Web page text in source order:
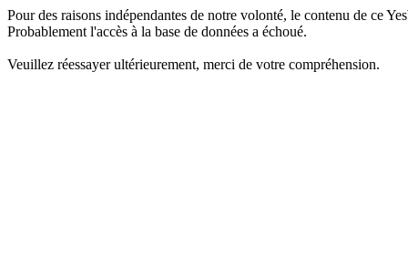
Pour des raisons indépendantes de notre volonté, le contenu de ce
Probablement l'accès à la base de données a échoué.
Veuillez réessayer ultérieurement, merci de votre compréhension.